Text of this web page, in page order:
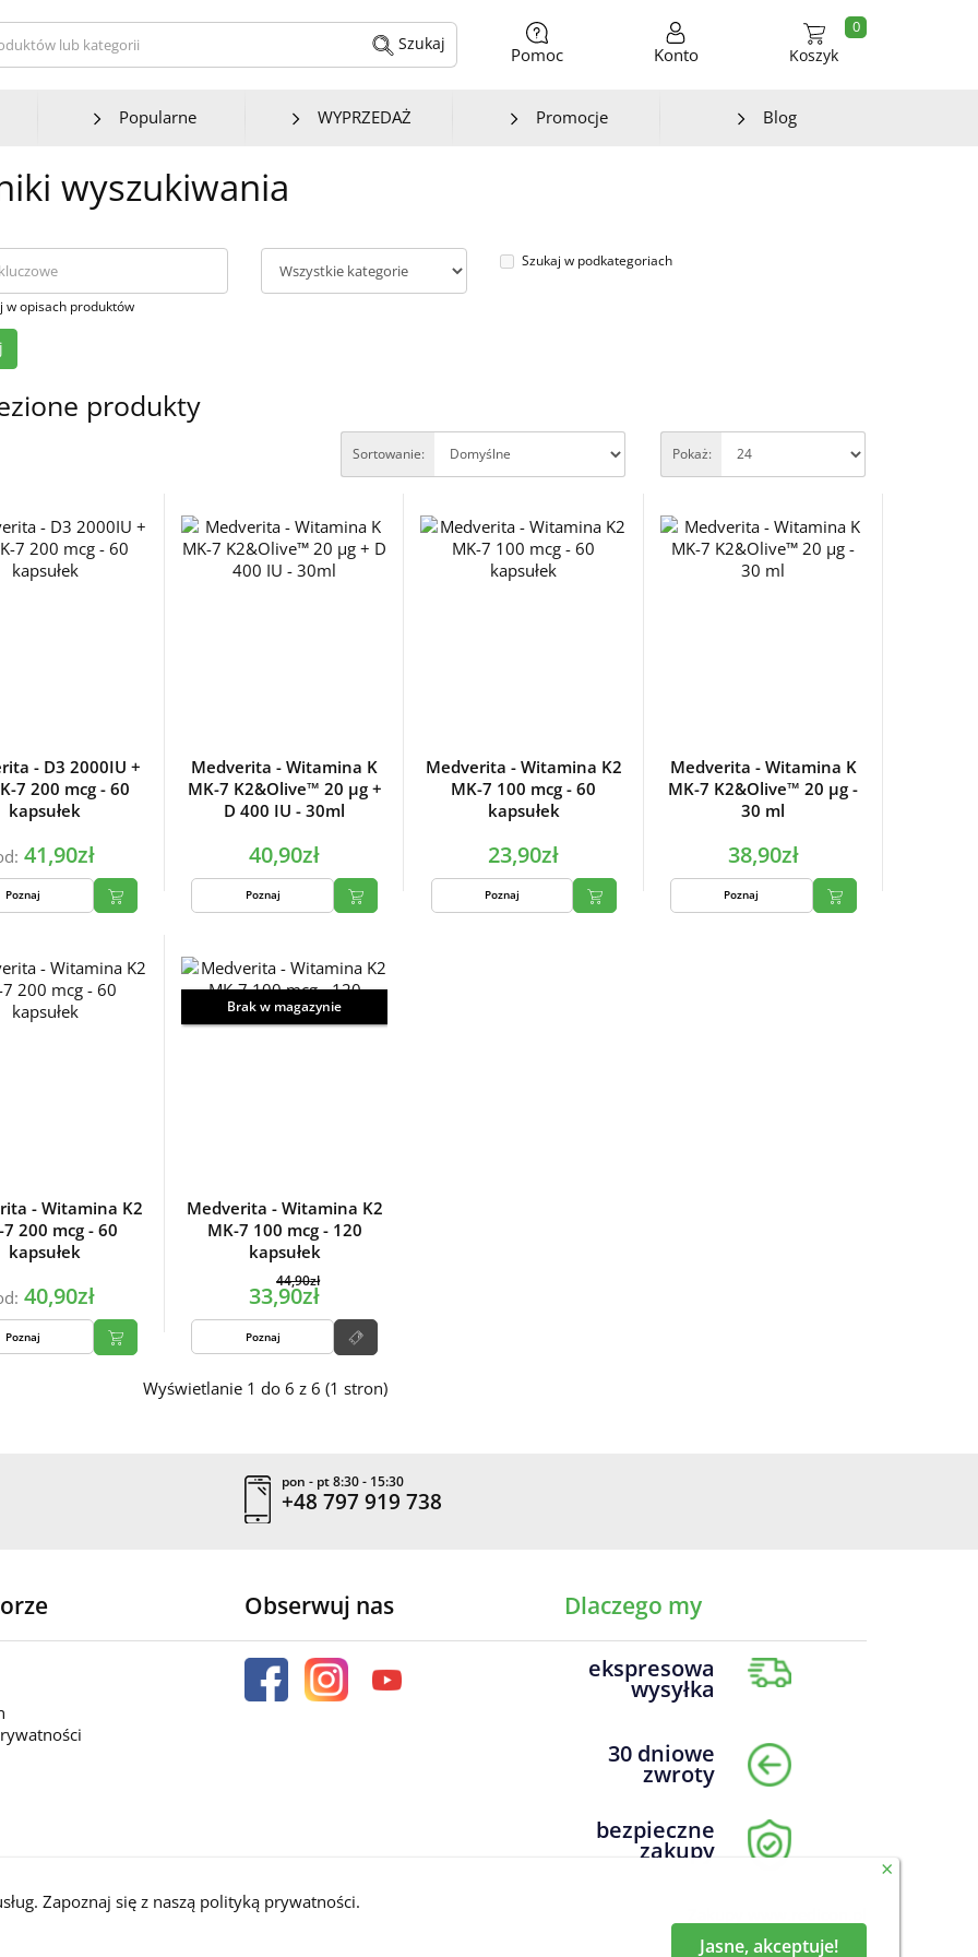
produktów lub kategorii Szukaj
Pomoc Konto Koszyk
0
Popularne WYPRZEDAŻ Promocje Blog
wyszukiwania
Szukaj w podkategoriach
w opisach produktów
produkty
Sortowanie: Pokaż:
- D3 2000IU +
7 200 mcg - 60
kapsułek
41,90zł
Poznaj
Medverita - Witamina K
MK-7 K2&Olive™ 20 µg +
D 400 IU - 30ml
40,90zł
Poznaj
Medverita - Witamina K2
MK-7 100 mcg - 60
kapsułek
23,90zł
Poznaj
Medverita - Witamina K
MK-7 K2&Olive™ 20 µg -
30 ml
38,90zł
Poznaj
- Witamina K2
7 200 mcg - 60
kapsułek
40,90zł
Poznaj
Brak w magazynie
Medverita - Witamina K2
MK-7 100 mcg - 120
kapsułek
44,90zł
33,90zł
Poznaj
Wyświetlanie 1 do 6 z 6 (1 stron)
pon - pt 8:30 - 15:30
+48 797 919 738
Obserwuj nas Dlaczego my
ekspresowa
wysyłka
30 dniowe
zwroty
bezpieczne
zakupy
Zapoznaj się z naszą polityką prywatności.
×
Jasne, akceptuje!